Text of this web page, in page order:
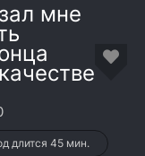
мне
длится 45 мин.